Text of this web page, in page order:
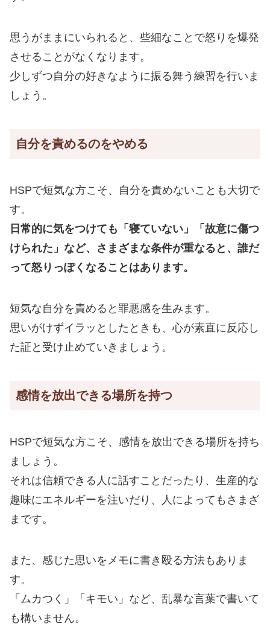
思うがままにいられると、些細なことで怒りを爆発
させることがなくなります。
少しずつ自分の好きなように振る舞う練習を行いま
しょう。
自分を責めるのをやめる
HSPで短気な方こそ、自分を責めないことも大切で
す。
日常的に気をつけても「寝ていない」「故意に傷つ
けられた」など、さまざまな条件が重なると、誰だ
って怒りっぽくなることはあります。
短気な自分を責めると罪悪感を生みます。
思いがけずイラッとしたときも、心が素直に反応し
た証と受け止めていきましょう。
感情を放出できる場所を持つ
HSPで短気な方こそ、感情を放出できる場所を持ち
ましょう。
それは信頼できる人に話すことだったり、生産的な
趣味にエネルギーを注いだり、人によってもさまざ
まです。
また、感じた思いをメモに書き殴る方法もありま
す。
「ムカつく」「キモい」など、乱暴な言葉で書いて
も構いません。